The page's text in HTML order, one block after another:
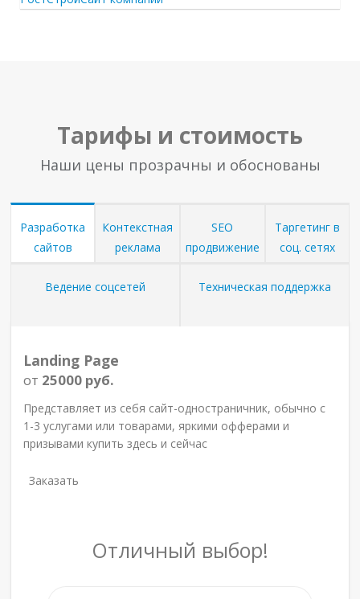
Тарифы и стоимость
Наши цены прозрачны и обоснованы
Разработка
сайтов
Контекстная
реклама
SEO
продвижение
Таргетинг в
соц. сетях
Ведение соцсетей Техническая поддержка
Landing Page
от 25000 руб.
Представляет из себя сайт-одностраничник, обычно с
1-3 услугами или товарами, яркими офферами и
призывами купить здесь и сейчас
Заказать
Отличный выбор!